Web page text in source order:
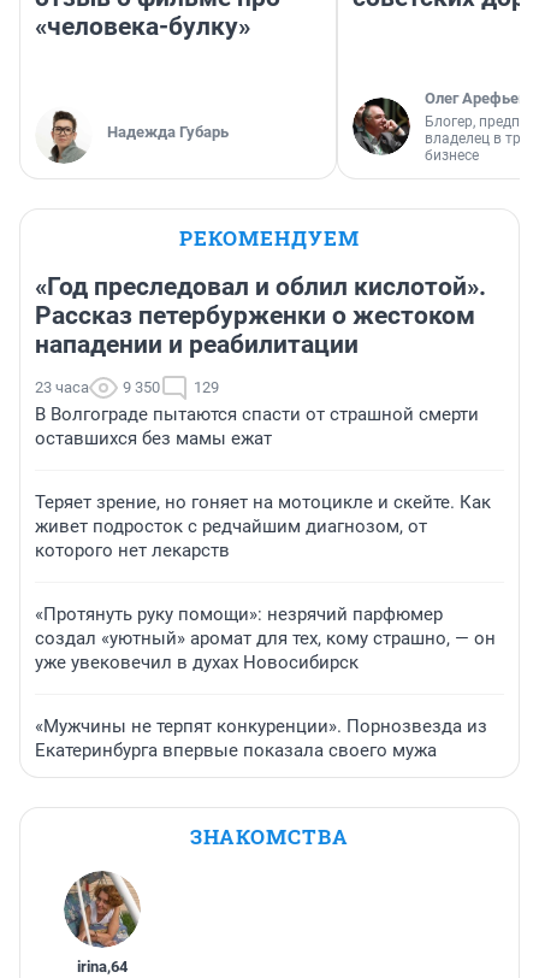
«человека-булку»
Надежда Губарь
Олег Арефьев
Блогер,
владелец в
бизнесе
РЕКОМЕНДУЕМ
«Год преследовал и облил кислотой».
Рассказ петербурженки о жестоком
нападении и реабилитации
23 часа 9 350 129
В Волгограде пытаются спасти от страшной смерти
оставшихся без мамы ежат
Теряет зрение, но гоняет на мотоцикле и скейте. Как
живет подросток с редчайшим диагнозом, от
которого нет лекарств
«Протянуть руку помощи»: незрячий парфюмер
создал «уютный» аромат для тех, кому страшно, — он
уже увековечил в духах Новосибирск
«Мужчины не терпят конкуренции». Порнозвезда из
Екатеринбурга впервые показала своего мужа
ЗНАКОМСТВА
irina,64